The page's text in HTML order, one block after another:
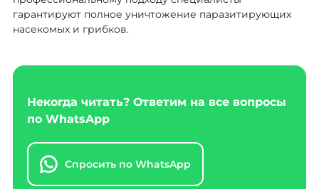
гарантируют полное уничтожение паразитирующих
насекомых и грибков.
Некогда читать? Ответим на все вопросы
по WhatsApp
Спросить по WhatsApp